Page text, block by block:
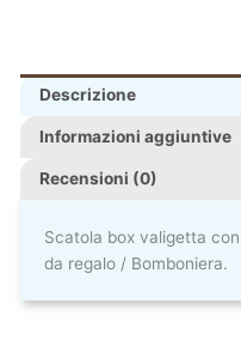
Descrizione
Informazioni aggiuntive
Recensioni (0)
Scatola box valigetta
da regalo / Bomboniera.